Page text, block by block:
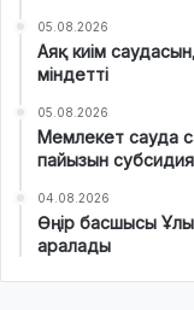
05.08.2026
Аяқ киім
міндетті
05.08.2026
Мемлекет сауда
пайызын
04.08.2026
Өңір басшысы
аралады